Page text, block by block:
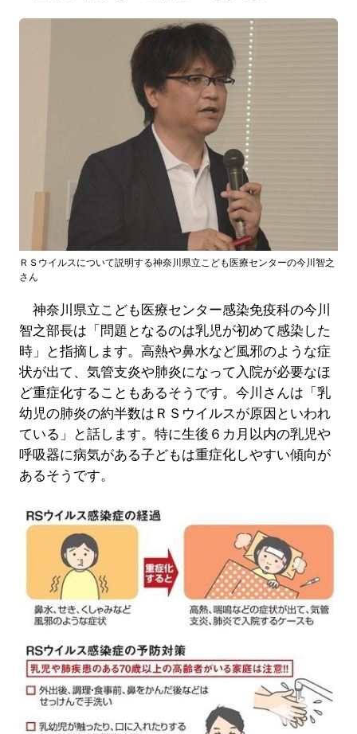
ＲＳウイルスについて説明する神奈川県立こども医療センターの今川智之
さん
神奈川県立こども医療センター感染免疫科の今川
智之部長は「問題となるのは乳児が初めて感染した
時」と指摘します。高熱や鼻水など風邪のような症
状が出て、気管支炎や肺炎になって入院が必要なほ
ど重症化することもあるそうです。今川さんは「乳
幼児の肺炎の約半数はＲＳウイルスが原因といわれ
ている」と話します。特に生後６カ月以内の乳児や
呼吸器に病気がある子どもは重症化しやすい傾向が
あるそうです。